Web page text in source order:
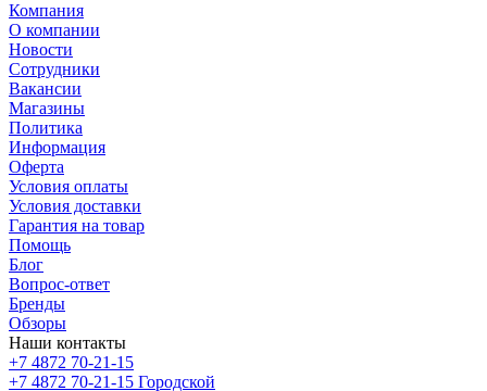
Компания
О компании
Новости
Сотрудники
Вакансии
Магазины
Политика
Информация
Оферта
Условия оплаты
Условия доставки
Гарантия на товар
Помощь
Блог
Вопрос-ответ
Бренды
Обзоры
Наши контакты
+7 4872 70-21-15
+7 4872 70-21-15 Городской